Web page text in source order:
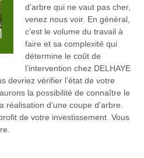
d’arbre qui ne vaut pas cher,
venez nous voir. En général,
c’est le volume du travail à
faire et sa complexité qui
détermine le coût de
l’intervention chez DELHAYE
devriez vérifier l’état de votre
la possibilité de connaître le
d’une coupe d’arbre.
de votre investissement. Vous